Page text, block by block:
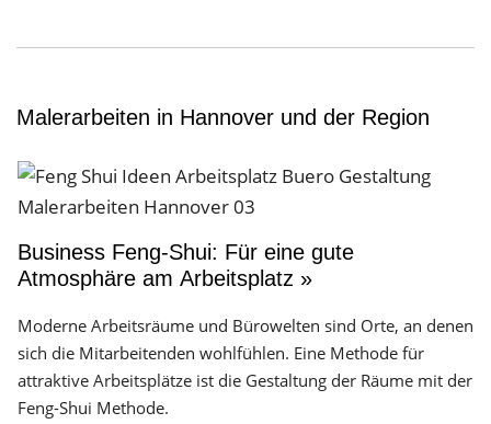
Malerarbeiten in Hannover und der Region
Business Feng-Shui: Für eine gute
Atmosphäre am Arbeitsplatz »
Moderne Arbeitsräume und Bürowelten sind Orte, an denen
sich die Mitarbeitenden wohlfühlen. Eine Methode für
attraktive Arbeitsplätze ist die Gestaltung der Räume mit der
Feng-Shui Methode.